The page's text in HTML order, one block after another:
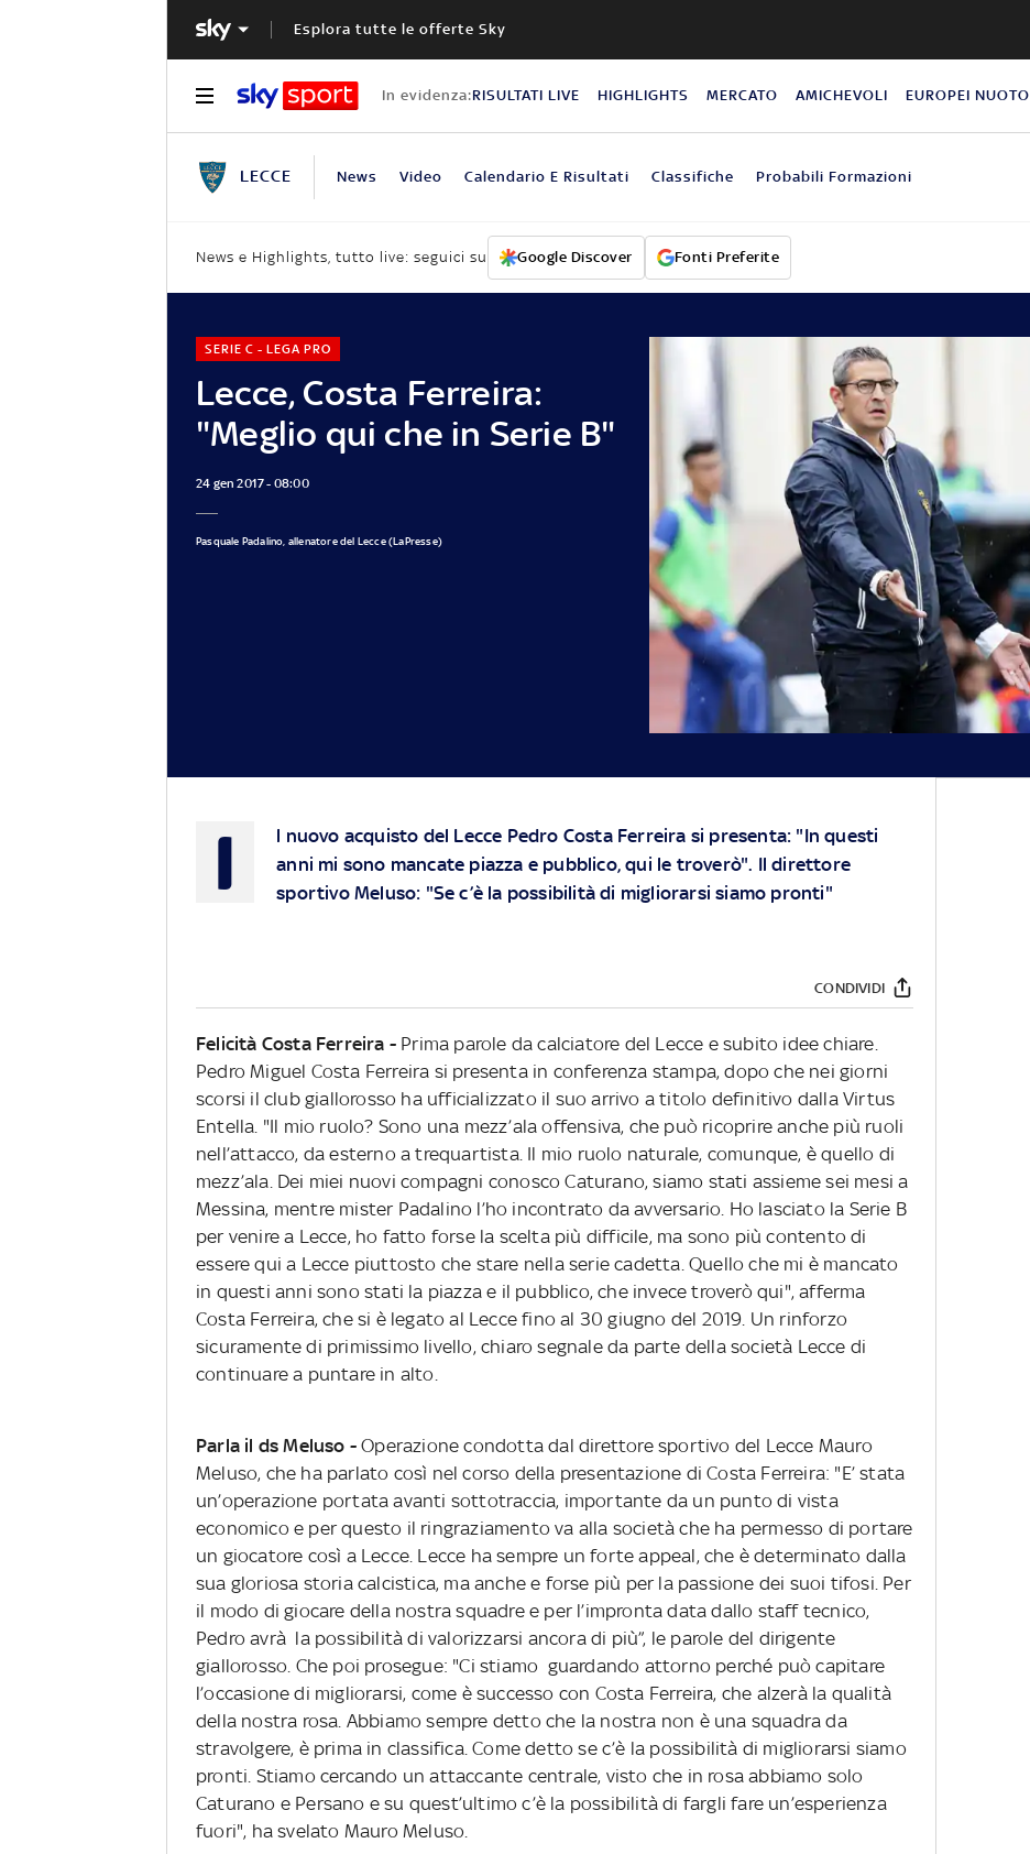
Esplora tutte le offerte Sky
In evidenza:RISULTATI LIVE HIGHLIGHTS MERCATO AMICHEVOLI EUROPEI NUOTO
LECCE News Video Calendario E Risultati Classifiche Probabili Formazioni
News e Highlights, tutto live: seguici su Google Discover Fonti Preferite
Lecce, Costa Ferreira:
"Meglio qui che in Serie B"
SERIE C - LEGA PRO
24 gen 2017 - 08:00
Pasquale Padalino, allenatore del Lecce (LaPresse)
I
l nuovo acquisto del Lecce Pedro Costa Ferreira si presenta: "In questi
anni mi sono mancate piazza e pubblico, qui le troverò". Il direttore
sportivo Meluso: "Se c’è la possibilità di migliorarsi siamo pronti"
CONDIVIDI
Felicità Costa Ferreira - Prima parole da calciatore del Lecce e subito idee chiare.
Pedro Miguel Costa Ferreira si presenta in conferenza stampa, dopo che nei giorni
scorsi il club giallorosso ha ufficializzato il suo arrivo a titolo definitivo dalla Virtus
Entella. "Il mio ruolo? Sono una mezz’ala offensiva, che può ricoprire anche più ruoli
nell’attacco, da esterno a trequartista. Il mio ruolo naturale, comunque, è quello di
mezz’ala. Dei miei nuovi compagni conosco Caturano, siamo stati assieme sei mesi a
Messina, mentre mister Padalino l’ho incontrato da avversario. Ho lasciato la Serie B
per venire a Lecce, ho fatto forse la scelta più difficile, ma sono più contento di
essere qui a Lecce piuttosto che stare nella serie cadetta. Quello che mi è mancato
in questi anni sono stati la piazza e il pubblico, che invece troverò qui", afferma
Costa Ferreira, che si è legato al Lecce fino al 30 giugno del 2019. Un rinforzo
sicuramente di primissimo livello, chiaro segnale da parte della società Lecce di
continuare a puntare in alto.
Parla il ds Meluso - Operazione condotta dal direttore sportivo del Lecce Mauro
Meluso, che ha parlato così nel corso della presentazione di Costa Ferreira: "E’ stata
un’operazione portata avanti sottotraccia, importante da un punto di vista
economico e per questo il ringraziamento va alla società che ha permesso di portare
un giocatore così a Lecce. Lecce ha sempre un forte appeal, che è determinato dalla
sua gloriosa storia calcistica, ma anche e forse più per la passione dei suoi tifosi. Per
il modo di giocare della nostra squadre e per l’impronta data dallo staff tecnico,
Pedro avrà la possibilità di valorizzarsi ancora di più”, le parole del dirigente
giallorosso. Che poi prosegue: "Ci stiamo guardando attorno perché può capitare
l’occasione di migliorarsi, come è successo con Costa Ferreira, che alzerà la qualità
della nostra rosa. Abbiamo sempre detto che la nostra non è una squadra da
stravolgere, è prima in classifica. Come detto se c’è la possibilità di migliorarsi siamo
pronti. Stiamo cercando un attaccante centrale, visto che in rosa abbiamo solo
Caturano e Persano e su quest’ultimo c’è la possibilità di fargli fare un’esperienza
fuori", ha svelato Mauro Meluso.